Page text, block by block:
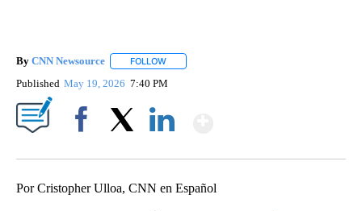
By CNN Newsource FOLLOW
Published May 19, 2026 7:40 PM
Por Cristopher Ulloa, CNN en Español